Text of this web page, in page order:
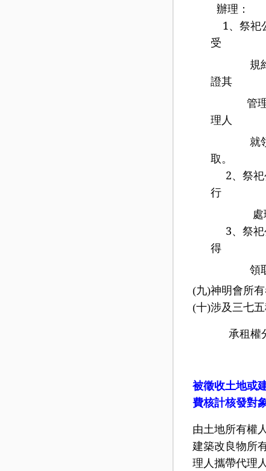
辦理：
1 、祭祀
受
規約或
證其
管理人
理人
就領
取。
2、祭
行
處理
3、祭
得
領取
(九)神明會所
(十)涉及三七
承租權分歸
被徵收土地或
費核計核發對
由土地所有權
建築改良物所
理人攜帶代理